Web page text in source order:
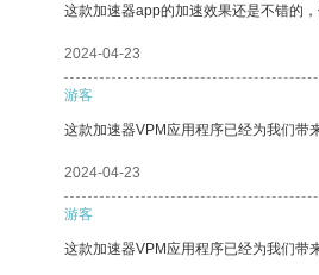
这款加速器app的加速效果还是不错的
2024-04-23
游客
这款加速器VPM应用程序已经为我们带
2024-04-23
游客
这款加速器VPM应用程序已经为我们带